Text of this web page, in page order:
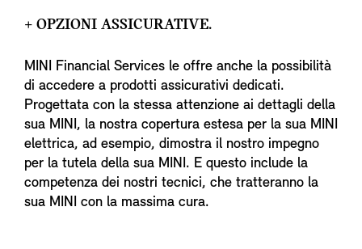
+ OPZIONI ASSICURATIVE.
MINI Financial Services le offre anche la possibilità
di accedere a prodotti assicurativi dedicati.
Progettata con la stessa attenzione ai dettagli della
sua MINI, la nostra copertura estesa per la sua MINI
elettrica, ad esempio, dimostra il nostro impegno
per la tutela della sua MINI. E questo include la
competenza dei nostri tecnici, che tratteranno la
sua MINI con la massima cura.